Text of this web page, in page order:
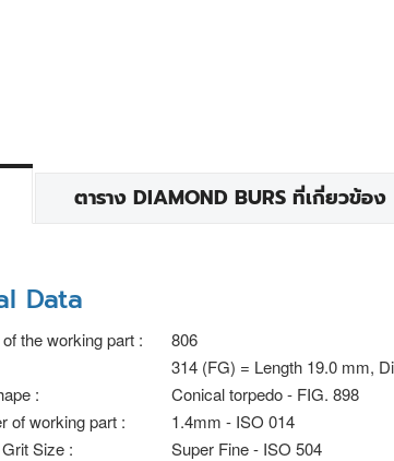
ตาราง DIAMOND BURS ที่เกี่ยวข้อง
Data
the working part :
806
314 (FG) = Length 19.0 mm,
:
Conical torpedo - FIG. 898
of working part :
1.4mm - ISO 014
Size :
Super Fine - ISO 504